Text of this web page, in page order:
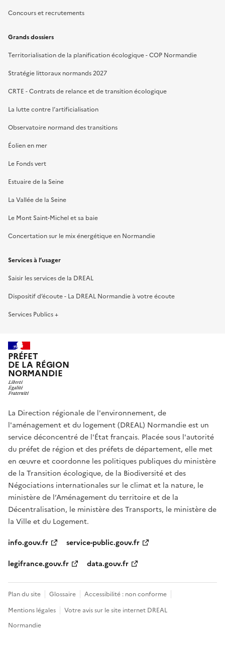
Concours et recrutements
Grands dossiers
Territorialisation de la planification écologique - COP Normandie
Stratégie littoraux normands 2027
CRTE - Contrats de relance et de transition écologique
La lutte contre l’artificialisation
Observatoire normand des transitions
Éolien en mer
Le Fonds vert
Estuaire de la Seine
La Vallée de la Seine
Le Mont Saint-Michel et sa baie
Concertation sur le mix énergétique en Normandie
Services à l’usager
Saisir les services de la DREAL
Dispositif d’écoute - La DREAL Normandie à votre écoute
Services Publics +
PRÉFET
DE LA RÉGION
NORMANDIE
La Direction régionale de l'environnement, de
l'aménagement et du logement (DREAL) Normandie est un
service déconcentré de l'État français. Placée sous l'autorité
du préfet de région et des préfets de département, elle met
en œuvre et coordonne les politiques publiques du ministère
de la Transition écologique, de la Biodiversité et des
Négociations internationales sur le climat et la nature, le
ministère de l’Aménagement du territoire et de la
Décentralisation, le ministère des Transports, le ministère de
la Ville et du Logement.
info.gouv.fr
service-public.gouv.fr
legifrance.gouv.fr
data.gouv.fr
Plan du site Glossaire
Accessibilité : non conforme
Mentions légales
Votre avis sur le site internet DREAL
Normandie